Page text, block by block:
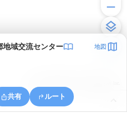
地域交流センター 地図
共有 ルート